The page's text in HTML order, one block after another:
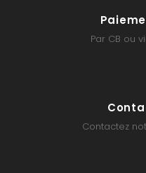
Par CB ou
Contactez